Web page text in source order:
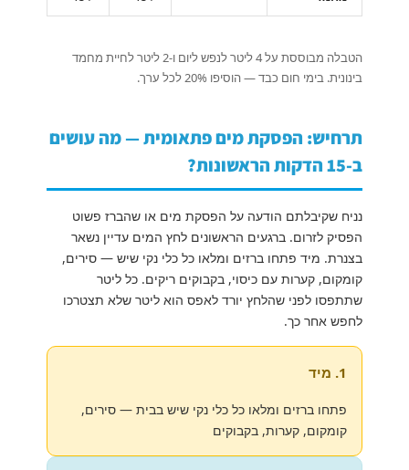
הטבלה מבוססת על 4 ליטר לנפש ליום ו-2 ליטר לחיית מחמד
בינונית. בימי חום כבד — הוסיפו 20% לכל ערך.
תרחיש: הפסקת מים פתאומית — מה עושים
ב-15 הדקות הראשונות?
נניח שקיבלתם הודעה על הפסקת מים או שהברז פשוט
הפסיק לזרום. ברגעים הראשונים לחץ המים עדיין נשאר
בצנרת. מיד פתחו ברזים ומלאו כל כלי נקי שיש — סירים,
קומקום, קערות עם כיסוי, בקבוקים ריקים. כל ליטר
שתתפסו לפני שהלחץ יורד לאפס הוא ליטר שלא תצטרכו
לחפש אחר כך.
1. מיד
פתחו ברזים ומלאו כל כלי נקי שיש בבית — סירים,
קומקום, קערות, בקבוקים